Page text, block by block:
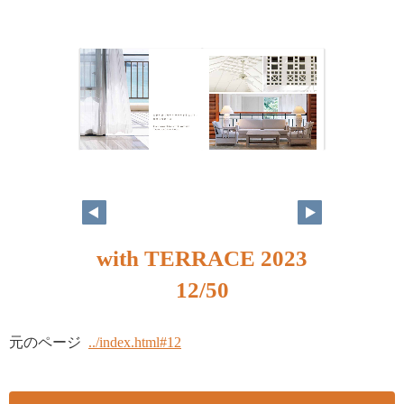
with TERRACE 2023
12/50
元のページ ../index.html#12